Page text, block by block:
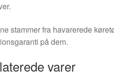
stammer fra havarerede
på dem.
varer